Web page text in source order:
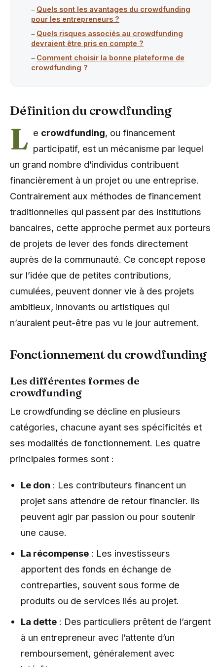
Quels sont les avantages du crowdfunding
pour les entrepreneurs ?
Quels risques associés au crowdfunding
devraient être pris en compte ?
Comment choisir la bonne plateforme de
crowdfunding ?
Définition du crowdfunding
L e crowdfunding, ou financement
participatif, est un mécanisme par lequel
un grand nombre d’individus contribuent
financièrement à un projet ou une entreprise.
Contrairement aux méthodes de financement
traditionnelles qui passent par des institutions
bancaires, cette approche permet aux porteurs
de projets de lever des fonds directement
auprès de la communauté. Ce concept repose
sur l’idée que de petites contributions,
cumulées, peuvent donner vie à des projets
ambitieux, innovants ou artistiques qui
n’auraient peut-être pas vu le jour autrement.
Fonctionnement du crowdfunding
Les différentes formes de
crowdfunding
Le crowdfunding se décline en plusieurs
catégories, chacune ayant ses spécificités et
ses modalités de fonctionnement. Les quatre
principales formes sont :
Le don : Les contributeurs financent un
projet sans attendre de retour financier. Ils
peuvent agir par passion ou pour soutenir
une cause.
La récompense : Les investisseurs
apportent des fonds en échange de
contreparties, souvent sous forme de
produits ou de services liés au projet.
La dette : Des particuliers prêtent de l’argent
à un entrepreneur avec l’attente d’un
remboursement, généralement avec